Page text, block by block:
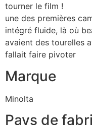
tourner le film !
une des premières
intégré fluide, là où
avaient des tourelles
fallait faire pivoter
Marque
Minolta
Pays de